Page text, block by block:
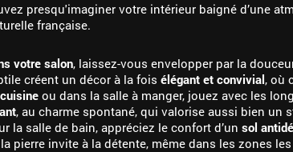
presqu'imaginer votre intérieur baigné d’une
française.
votre salon, laissez-vous envelopper par la
créent un décor à la fois élégant et convivial, où
ou dans la salle à manger, jouez avec les
, au charme spontané, qui valorise aussi bien un
la salle de bain, appréciez le confort d’un sol
pierre invite à la détente, même dans les zones